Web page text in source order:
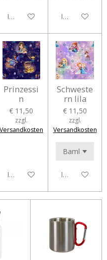
In den WarenkorbIn den
Prinzessi
n
€ 11,50
zzgl.
Versandkosten
In den Warenkorb
Schweste
rn lila
€ 11,50
zzgl.
Versandkosten
In den